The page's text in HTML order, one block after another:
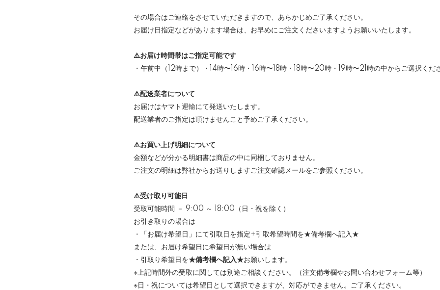
その場合はご連絡をさせていただきますので、あらかじめご了承ください。
お届け日指定などがあります場合は、お早めにご注文くださいますようお願いいたします。
⚠️お届け時間帯はご指定可能です
・午前中（12時まで）・14時〜16時・16時〜18時・18時〜20時・19時〜21時の中からご選択くだ
⚠️配送業者について
お届けはヤマト運輸にて発送いたします。
配送業者のご指定は頂けませんこと予めご了承ください。
⚠️お買い上げ明細について
金額などが分かる明細書は商品の中に同梱しておりません。
ご注文の明細は弊社からお送りしますご注文確認メールをご参照ください。
⚠️受け取り可能日
受取可能時間 － 9:00 ～ 18:00（日・祝を除く）
お引き取りの場合は
・「お届け希望日」にて引取日を指定+引取希望時間を★備考欄へ記入★
または、お届け希望日に希望日が無い場合は
・引取り希望日を★備考欄へ記入★お願いします。
※上記時間外の受取に関しては別途ご相談ください。（注文備考欄やお問い合わせフォーム等）
※日・祝については希望日として選択できますが、対応ができません。ご了承ください。